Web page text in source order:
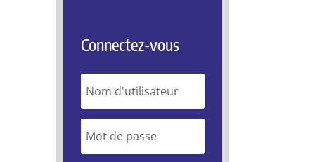
Connectez-vous